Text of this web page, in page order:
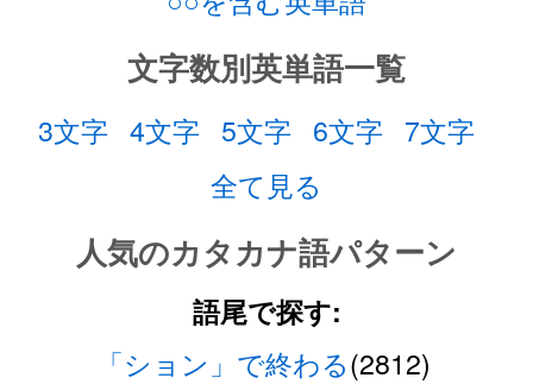
文字数別英単語一覧
3文字 4文字 5文字 6文字 7文字
全て見る
人気のカタカナ語パターン
語尾で探す:
「ション」で終わる(2812)